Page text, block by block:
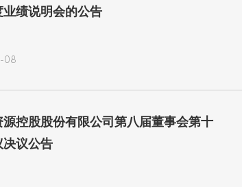
业绩说明会的公告
08
源控股股份有限公司第八届董事会第十
决议公告